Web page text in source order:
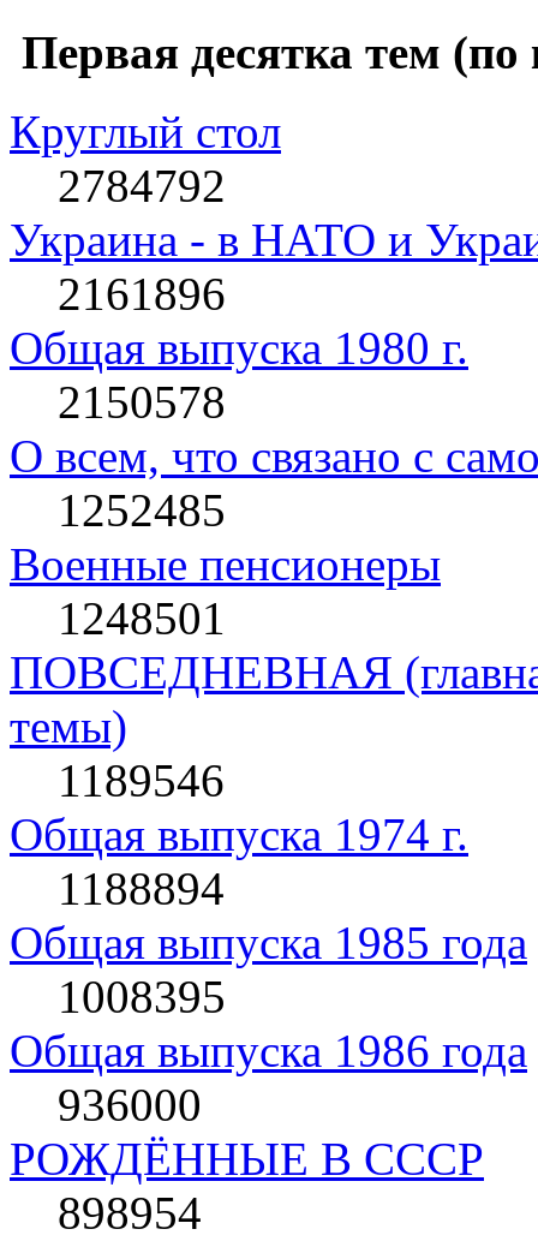
Первая десятка тем (по
Круглый стол
2784792
Украина - в НАТО и
2161896
Общая выпуска 1980 г.
2150578
О всем, что связано с
1252485
Военные пенсионеры
1248501
ПОВСЕДНЕВНАЯ
темы)
1189546
Общая выпуска 1974 г.
1188894
Общая выпуска 1985 года
1008395
Общая выпуска 1986 года
936000
РОЖДЁННЫЕ В СССР
898954